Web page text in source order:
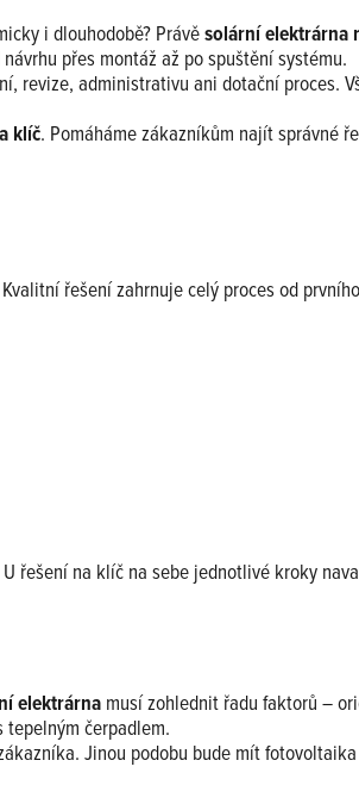
i dlouhodobě? Právěsolární elektrárna
přes montáž až po spuštění systému.
revize, administrativu ani dotační proces.
klíč. Pomáháme zákazníkům najít správné
řešení zahrnuje celý proces od
na klíč na sebe jednotlivé kroky
elektrárna musí zohlednit řadu faktorů –
čerpadlem.
Jinou podobu bude mít